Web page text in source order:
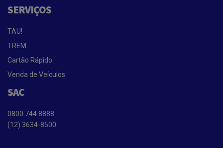
SERVIÇOS
TAU!
TREM
Cartão Rápido
Venda de Veículos
SAC
0800 744 8888
(12) 3634-8500